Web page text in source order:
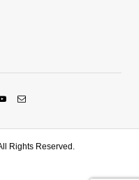
Rights Reserved.